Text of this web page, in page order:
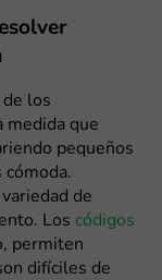
de los
medida que
pequeños
cómoda.
de
Los códigos
permiten
difíciles de